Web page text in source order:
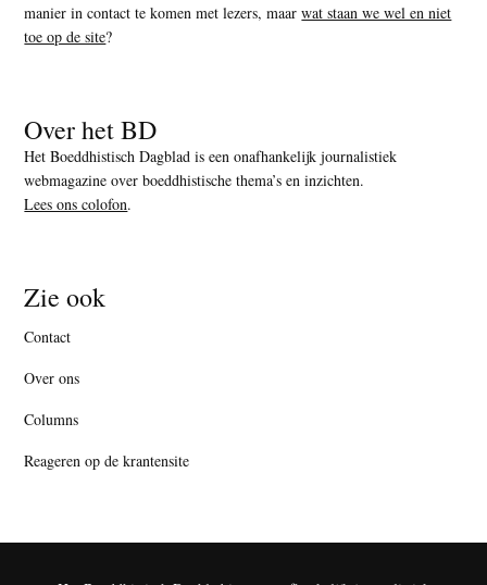
manier in contact te komen met lezers, maarwat staan we wel en niet
toe op de site?
Over het BD
Het Boeddhistisch Dagblad is een onafhankelijk journalistiek
webmagazine over boeddhistische thema’s en inzichten.
Lees ons colofon.
Zie ook
Contact
Over ons
Columns
Reageren op de krantensite